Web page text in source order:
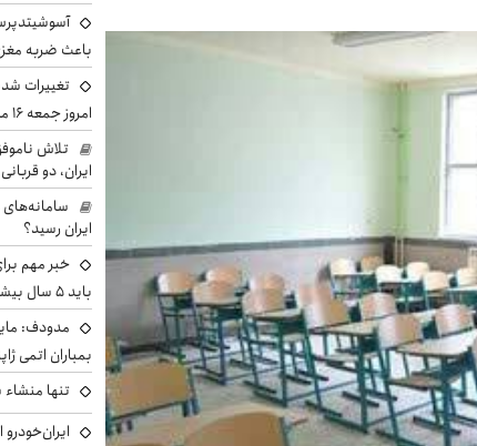
باعث ضربه مغزی ۷۰۰ نظامی
تغییرات
امروز جمعه ۱۶ مرداد ۱۴۰۵ را ببینند
تلاش
ایران، دو
ایران رسید؟
خبر مهم
باید ۵ سال بیشتر کار کنند
مدودف:
بمباران اتمی
تنها